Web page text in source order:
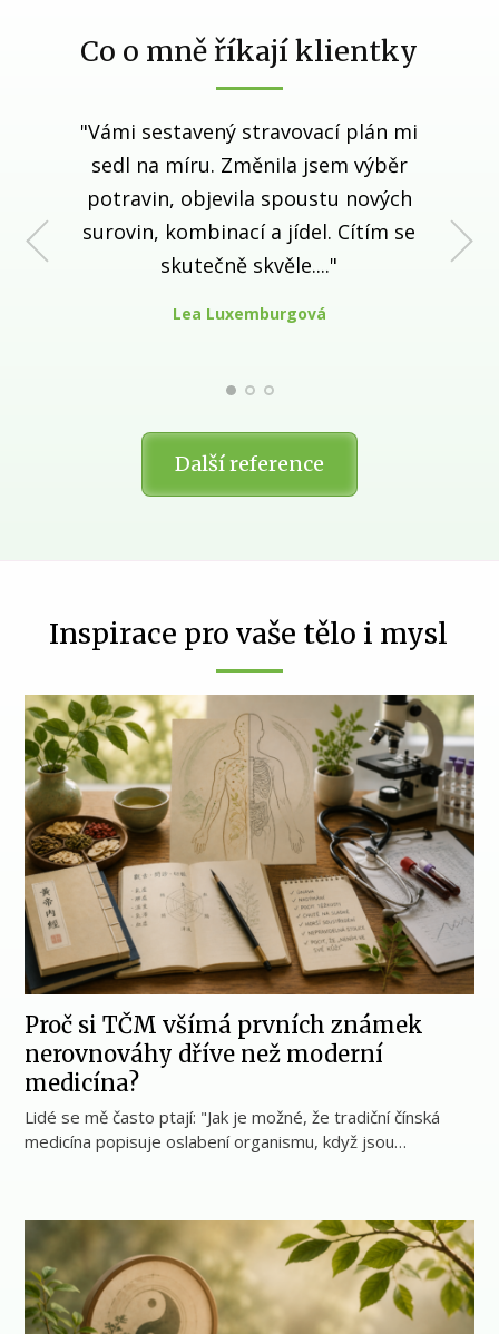
Co o mně říkají klientky
"Vámi sestavený stravovací plán mi
sedl na míru. Změnila jsem výběr
potravin, objevila spoustu nových
surovin, kombinací a jídel. Cítím se
skutečně skvěle...."
Lea Luxemburgová
"K tradiční čínské medicíně,
programu paní Denisy Hirkové, mě
dovedly zdravotní potíže (chronický
ekzém). Zpočátku jsem potíže řešila
standardní medicínskou cestou, což
Mirka Duráková
Další reference
Inspirace pro vaše tělo i mysl
Proč si TČM všímá prvních známek
nerovnováhy dříve než moderní
medicína?
Lidé se mě často ptají: "Jak je možné, že tradiční čínská
medicína popisuje oslabení organismu, když jsou…